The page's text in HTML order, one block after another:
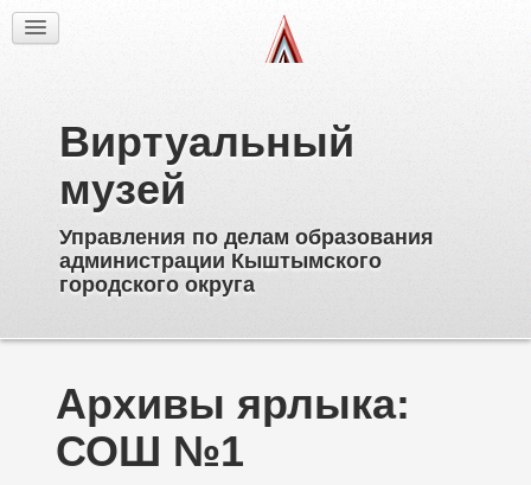
Виртуальный
музей
Управления по делам образования
администрации Кыштымского
городского округа
Об образовательных учреждениях
Директора
Ветераны образования
Известные выпускники
Пионерское движение
Архивы ярлыка:
СОШ №1